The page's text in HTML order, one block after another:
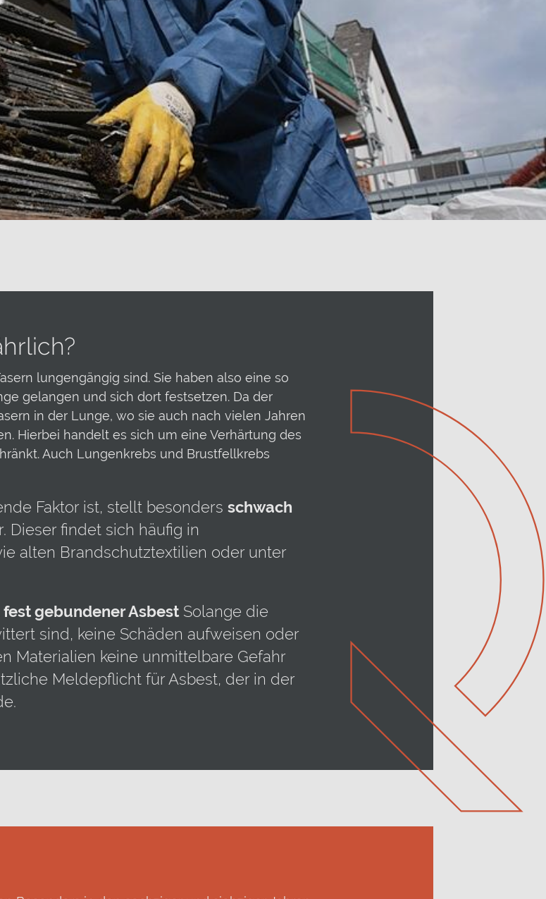
lungengängig sind. Sie haben also eine so
gelangen und sich dort festsetzen. Da der
in der Lunge, wo sie auch nach vielen Jahren
Hierbei handelt es sich um eine Verhärtung des
Auch Lungenkrebs und Brustfellkrebs
Faktor ist, stellt besonders schwach
Dieser findet sich häufig in
alten Brandschutztextilien oder unter
fest gebundener Asbest Solange die
sind, keine Schäden aufweisen oder
Materialien keine unmittelbare Gefahr
Meldepflicht für Asbest, der in der